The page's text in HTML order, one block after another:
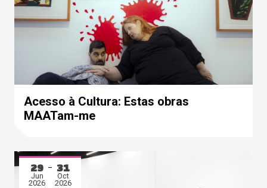
Acesso à Cultura: Estas obras
MAATam-me
29
Jun
2026
31
Oct
2026